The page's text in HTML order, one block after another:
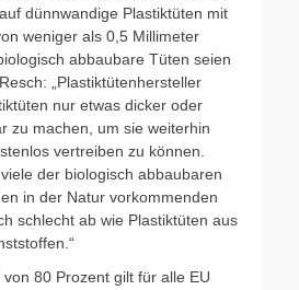
dünnwandige Plastiktüten mit
weniger als 0,5 Millimeter
abbaubare Tüten seien
„Plastiktütenhersteller
nur etwas dicker oder
zu machen, um sie weiterhin
vertreiben zu können.
der biologisch abbaubaren
in der Natur vorkommenden
schlecht ab wie Plastiktüten aus
80 Prozent gilt für alle EU